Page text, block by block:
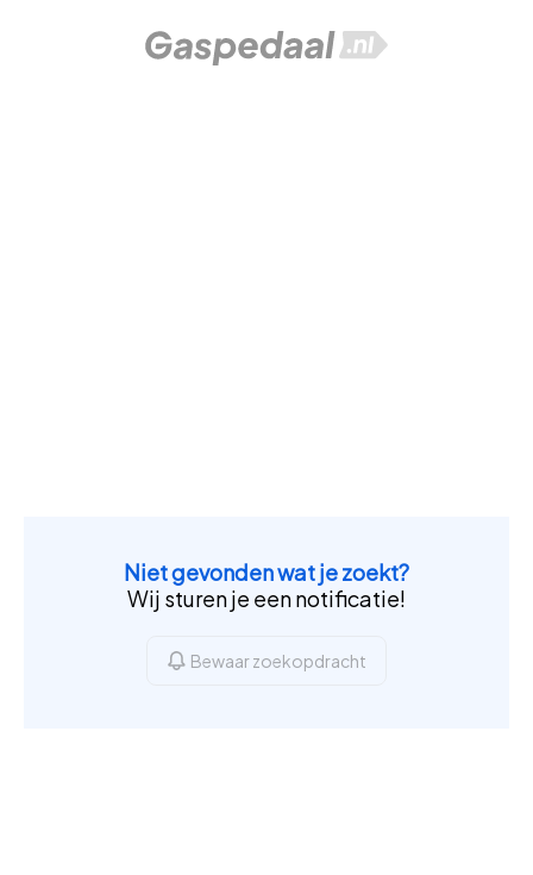
Niet gevonden wat je zoekt?
Wij sturen je een notificatie!
Bewaar zoekopdracht